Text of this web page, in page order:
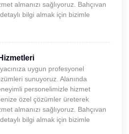
almanızı sağlıyoruz. Bahçıvan
bilgi almak için bizimle
uygun profesyonel
sunuyoruz. Alanında
personelimizle hizmet
özel çözümler üreterek
almanızı sağlıyoruz. Bahçıvan
bilgi almak için bizimle